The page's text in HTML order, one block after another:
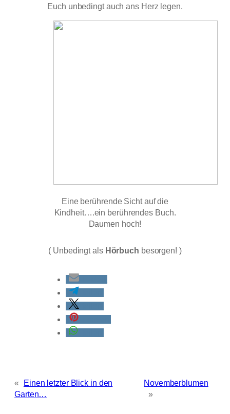
Euch unbedingt auch ans Herz legen.
Eine berührende Sicht auf die
Kindheit….ein berührendes Buch.
Daumen hoch!
( Unbedingt als Hörbuch besorgen! )
«
Einen letzter Blick in den
Garten…
Novemberblumen
»